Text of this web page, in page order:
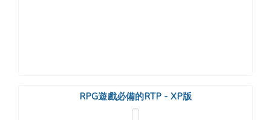
RPG遊戲必備的RTP - XP版